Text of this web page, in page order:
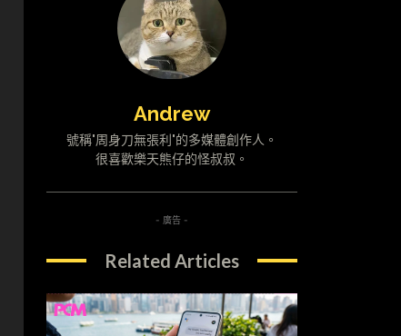
Andrew
號稱"周身刀無張利"的多媒體創作人。
很喜歡樂天熊仔的怪叔叔。
- 廣告 -
Related Articles